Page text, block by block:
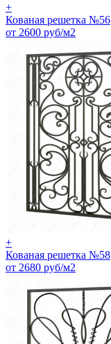
+
Кованая решетка №56
от 2600 руб/м2
+
Кованая решетка №58
от 2680 руб/м2